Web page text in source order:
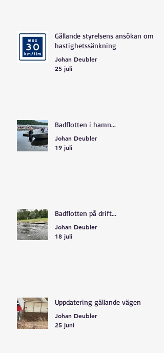
Gällande styrelsens ansökan om
hastighetssänkning
Johan Deubler
25 juli
Badflotten i hamn...
Johan Deubler
19 juli
Badflotten på drift...
Johan Deubler
18 juli
Uppdatering gällande vägen
Johan Deubler
25 juni